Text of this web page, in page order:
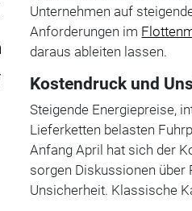
Unternehmen auf
Anforderungen im
daraus ableiten lassen.
Kostendruck und
Steigende Energiepreise,
Lieferketten belasten
Anfang April hat sich der
sorgen Diskussionen
Unsicherheit. Klassische